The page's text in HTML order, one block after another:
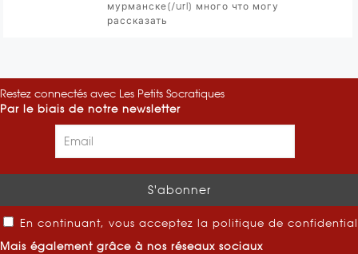
мурманске[/url] много что могу
рассказать
Restez connectés avec Les Petits Socratiques
Par le biais de notre newsletter
En continuant, vous acceptez la politique de
Mais également grâce à nos réseaux sociaux